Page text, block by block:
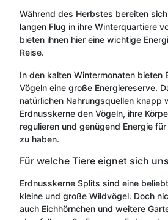
Während des Herbstes bereiten
langen Flug in ihre Winterquartiere
bieten ihnen hier eine wichtige
Reise.
In den kalten Wintermonaten bieten
Vögeln eine große Energiereserve.
natürlichen Nahrungsquellen knapp
Erdnusskerne den Vögeln, ihre
regulieren und genügend Energie
zu haben.
Für welche Tiere eignet sich
Erdnusskerne Splits sind eine
kleine und große Wildvögel. Doch
auch Eichhörnchen und weitere